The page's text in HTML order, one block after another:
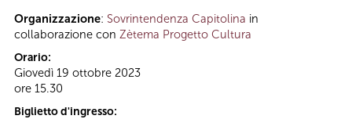
Organizzazione: Sovrintendenza Capitolina in
collaborazione con Zètema Progetto Cultura
Orario:
Giovedì 19 ottobre 2023
ore 15.30
Biglietto d'ingresso: